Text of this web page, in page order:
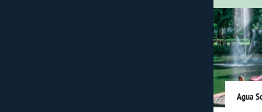
Agua